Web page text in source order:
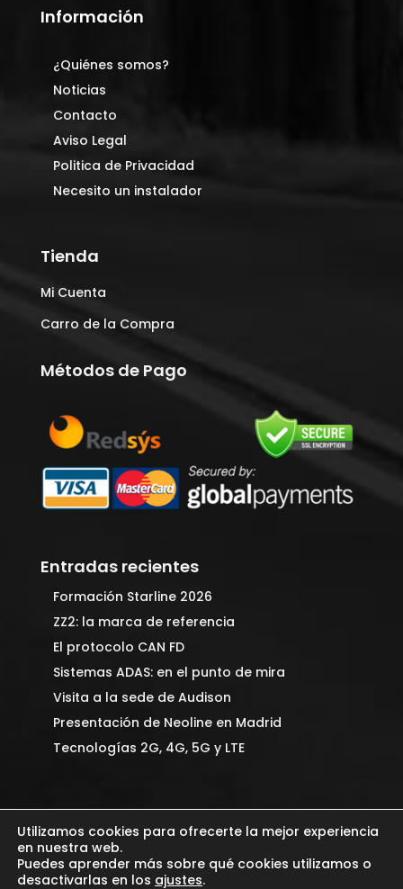
Información
¿Quiénes somos?
Noticias
Contacto
Aviso Legal
Politica de Privacidad
Necesito un instalador
Tienda
Mi Cuenta
Carro de la Compra
Métodos de Pago
Entradas recientes
Formación Starline 2026
ZZ2: la marca de referencia
El protocolo CAN FD
Sistemas ADAS: en el punto de mira
Visita a la sede de Audison
Presentación de Neoline en Madrid
Tecnologías 2G, 4G, 5G y LTE
Utilizamos cookies para ofrecerte la mejor experiencia
en nuestra web.
Puedes aprender más sobre qué cookies utilizamos o
desactivarlas en los ajustes.